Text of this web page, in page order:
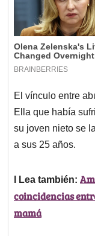
El vínculo entre
Ella que había
su joven nieto se
a sus 25 años.
l Lea también:
coincidencias
mamá